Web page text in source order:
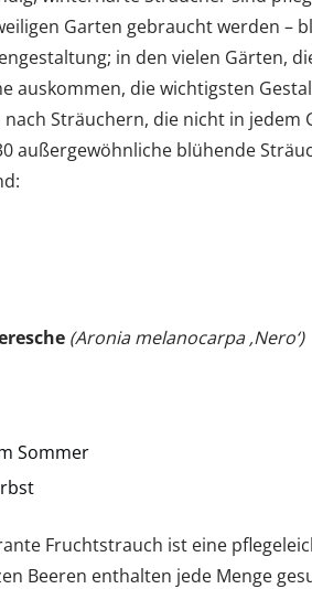
Garten gebraucht werden –
in den vielen Gärten,
auskommen, die wichtigsten
Sträuchern, die nicht in
außergewöhnliche blühende
(Aronia melanocarpa ‚Nero‘)
Sommer
Fruchtstrauch ist eine
Beeren enthalten jede Menge